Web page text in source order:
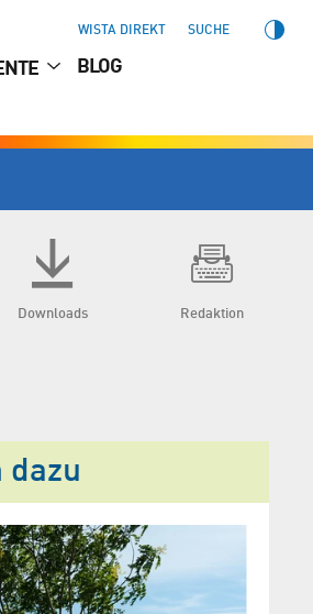
WISTA DIREKT SUCHE
BLOG
Downloads Redaktion
dazu